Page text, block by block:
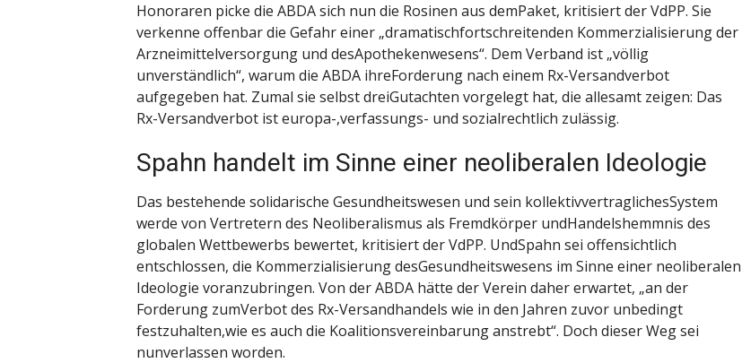
Honoraren picke die ABDA sich nun die Rosinen aus demPaket, kritisiert der VdPP. Sie
verkenne offenbar die Gefahr einer „dramatischfortschreitenden Kommerzialisierung der
Arzneimittelversorgung und desApothekenwesens“. Dem Verband ist „völlig
unverständlich“, warum die ABDA ihreForderung nach einem Rx-Versandverbot
aufgegeben hat. Zumal sie selbst dreiGutachten vorgelegt hat, die allesamt zeigen: Das
Rx-Versandverbot ist europa-,verfassungs- und sozialrechtlich zulässig.
Spahn handelt im Sinne einer neoliberalen Ideologie
Das bestehende solidarische Gesundheitswesen und sein kollektivvertraglichesSystem
werde von Vertretern des Neoliberalismus als Fremdkörper undHandelshemmnis des
globalen Wettbewerbs bewertet, kritisiert der VdPP. UndSpahn sei offensichtlich
entschlossen, die Kommerzialisierung desGesundheitswesens im Sinne einer neoliberalen
Ideologie voranzubringen. Von der ABDA hätte der Verein daher erwartet, „an der
Forderung zumVerbot des Rx-Versandhandels wie in den Jahren zuvor unbedingt
festzuhalten,wie es auch die Koalitionsvereinbarung anstrebt“. Doch dieser Weg sei
nunverlassen worden.